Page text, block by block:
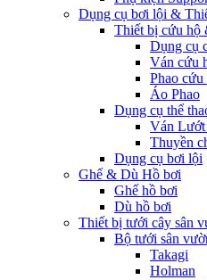
Dụng cụ bơi lội &
Thiết bị cứu hộ
Dụng cụ
Ván cứu
Phao cứu
Áo Phao
Dụng cụ thể
Ván Lướt
Thuyền
Dụng cụ bơi lội
Ghế & Dù Hồ bơi
Ghế hồ bơi
Dù hồ bơi
Thiết bị tưới cây sân
Bộ tưới sân
Takagi
Holman